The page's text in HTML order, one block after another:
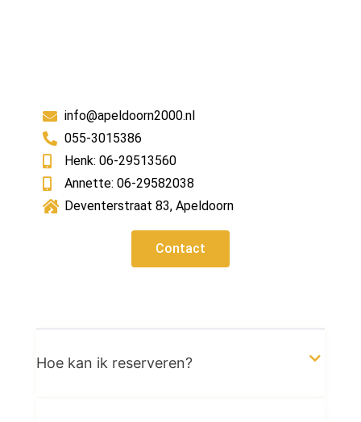
info@apeldoorn2000.nl
055-3015386
Henk: 06-29513560
Annette: 06-29582038
Deventerstraat 83, Apeldoorn
Contact
Hoe kan ik reserveren?